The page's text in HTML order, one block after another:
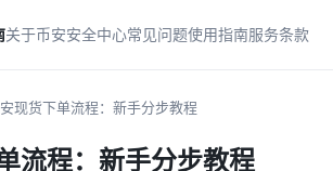
关于币安安全中心常见问题使用指南服务条款
现货下单流程：新手分步教程
流程：新手分步教程